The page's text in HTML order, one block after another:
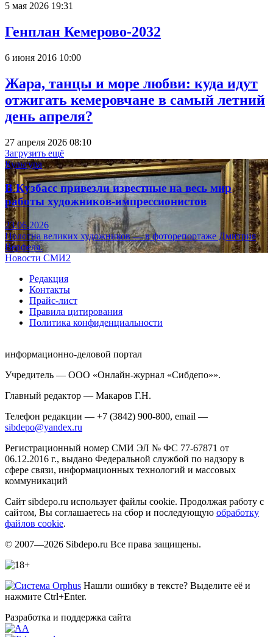
5 мая 2026 19:31
Генплан Кемерово-2032
6 июня 2016 10:00
Жара, танцы и море любви: куда идут
отжигать кемеровчане в самый летний
день апреля?
27 апреля 2026 08:10
Загрузить ещё
Культура
В Кузбасс привезли известные на весь мир
работы художников-импрессионистов
23.06.2026
Полотна великих художников — в фоторепортаже Дмитрия
Верфеля.
Новости СМИ2
Редакция
Контакты
Прайс-лист
Правила цитирования
Политика конфиденциальности
информационно-деловой портал
Учредитель — ООО «Онлайн-журнал «Сибдепо»».
Главный редактор — Макаров Г.Н.
Телефон редакции — +7 (3842) 900-800, email —
sibdepo@yandex.ru
Регистрационный номер СМИ ЭЛ № ФС 77-67871 от
06.12.2016 г., выдано Федеральной службой по надзору в
сфере связи, информационных технологий и массовых
коммуникаций
Сайт sibdepo.ru использует файлы cookie. Продолжая работу с
сайтом, Вы соглашаетесь на сбор и последующую обработку
файлов cookie.
© 2007—2026 Sibdepo.ru Все права защищены.
Нашли ошибку в тексте? Выделите её и
нажмите Ctrl+Enter.
Разработка и поддержка сайта